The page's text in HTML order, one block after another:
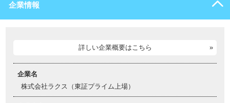
企業情報
詳しい企業概要はこちら
企業名
株式会社ラクス（東証プライム上場）